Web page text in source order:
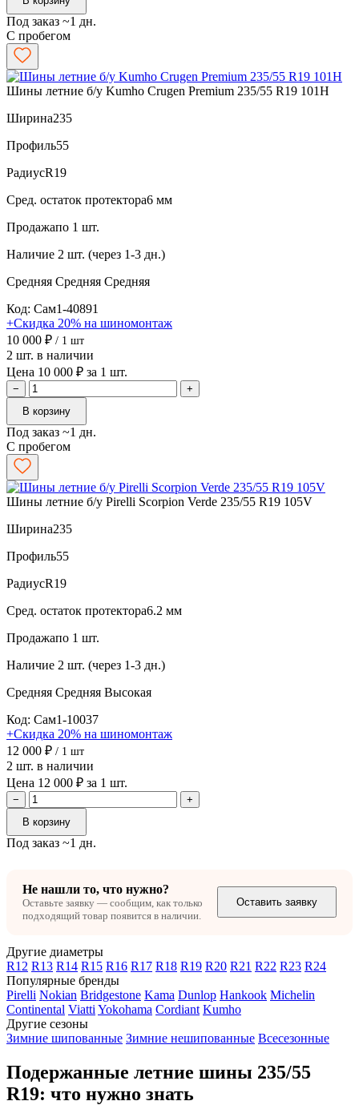
Под заказ ~1 дн.
С пробегом
Шины летние б/у Kumho Crugen Premium 235/55 R19 101H
Ширина235
Профиль55
РадиусR19
Сред. остаток протектора6 мм
Продажапо 1 шт.
Наличие 2 шт. (через 1-3 дн.)
Средняя Средняя Средняя
Код: Сам1-40891
+Скидка 20% на шиномонтаж
10 000 ₽ / 1 шт
2 шт. в наличии
Цена 10 000 ₽ за 1 шт.
−
+
В корзину
Под заказ ~1 дн.
С пробегом
Шины летние б/у Pirelli Scorpion Verde 235/55 R19 105V
Ширина235
Профиль55
РадиусR19
Сред. остаток протектора6.2 мм
Продажапо 1 шт.
Наличие 2 шт. (через 1-3 дн.)
Средняя Средняя Высокая
Код: Сам1-10037
+Скидка 20% на шиномонтаж
12 000 ₽ / 1 шт
2 шт. в наличии
Цена 12 000 ₽ за 1 шт.
−
+
В корзину
Под заказ ~1 дн.
Не нашли то, что нужно?
Оставьте заявку — сообщим, как только
подходящий товар появится в наличии.
Оставить заявку
Другие диаметры
R12 R13 R14 R15 R16 R17 R18 R19 R20 R21 R22 R23 R24
Популярные бренды
Pirelli Nokian Bridgestone Kama Dunlop Hankook Michelin
Continental Viatti Yokohama Cordiant Kumho
Другие сезоны
Зимние шипованные Зимние нешипованные Всесезонные
Подержанные летние шины 235/55
R19: что нужно знать